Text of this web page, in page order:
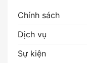
Chính sách
Dịch vụ
Sự kiện